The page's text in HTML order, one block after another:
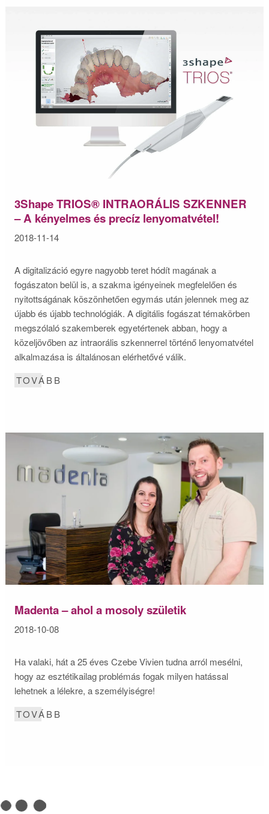
3Shape TRIOS® INTRAORÁLIS SZKENNER
– A kényelmes és precíz lenyomatvétel!
2018-11-14
A digitalizáció egyre nagyobb teret hódít magának a
fogászaton belül is, a szakma igényeinek megfelelően és
nyitottságának köszönhetően egymás után jelennek meg az
újabb és újabb technológiák. A digitális fogászat témakörben
megszólaló szakemberek egyetértenek abban, hogy a
közeljövőben az intraorális szkennerrel történő lenyomatvétel
alkalmazása is általánosan elérhetővé válik.
TOVÁBB
Madenta – ahol a mosoly születik
2018-10-08
Ha valaki, hát a 25 éves Czebe Vivien tudna arról mesélni,
hogy az esztétikailag problémás fogak milyen hatással
lehetnek a lélekre, a személyiségre!
TOVÁBB